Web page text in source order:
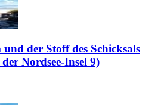
der Stoff des Schicksals
Nordsee-Insel 9)